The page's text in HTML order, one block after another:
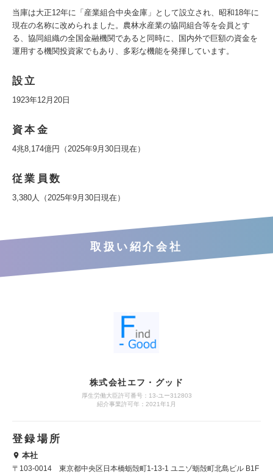
当庫は大正12年に「産業組合中央金庫」として設立され、昭和18年に
現在の名称に改められました。農林水産業の協同組合等を会員とす
る、協同組織の全国金融機関であると同時に、国内外で巨額の資金を
運用する機関投資家でもあり、多彩な機能を発揮しています。
設立
1923年12月20日
資本金
4兆8,174億円（2025年9月30日現在）
従業員数
3,380人（2025年9月30日現在）
取扱い紹介会社
株式会社エフ・グッド
厚生労働大臣許可番号：13-ユー312803
紹介事業許可年：2021年1月
登録場所
本社
〒103-0014 東京都中央区日本橋蛎殻町1-13-1 ユニゾ蛎殻町北島ビル B1F